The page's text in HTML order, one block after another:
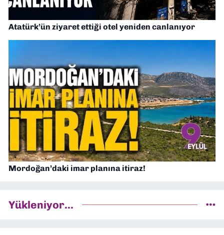
Atatürk’ün ziyaret ettiği otel yeniden canlanıyor
Mordoğan’daki imar planına itiraz!
Yükleniyor...